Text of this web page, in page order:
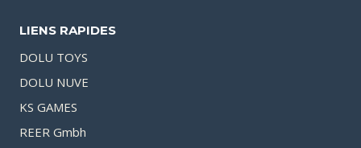
LIENS RAPIDES
DOLU TOYS
DOLU NUVE
KS GAMES
REER Gmbh